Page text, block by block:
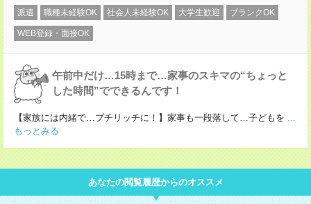
派遣 職種未経験OK 社会人未経験OK 大学生歓迎 ブランクOK
WEB登録・面接OK
午前中だけ…15時まで…家事のスキマの“ちょっと
した時間”でできるんです！
【家族には内緒で…プチリッチに！】家事も一段落して…子どもを ...
もっとみる
あなたの閲覧履歴からのオススメ